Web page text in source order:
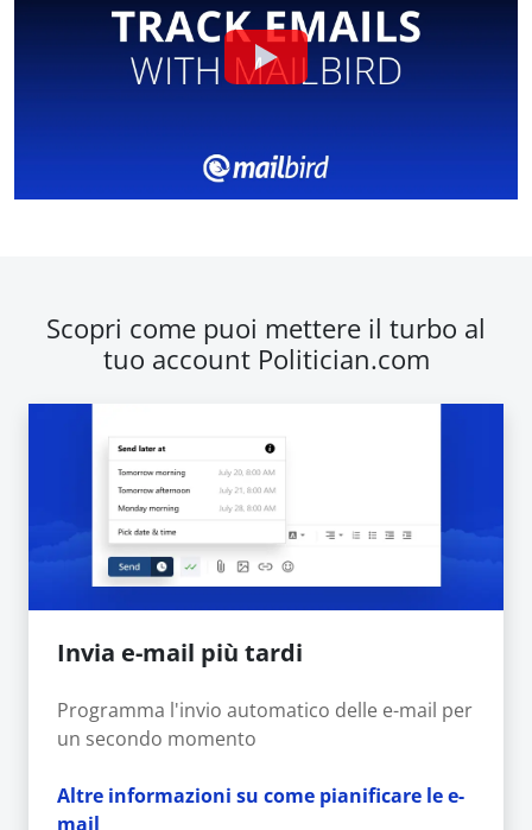
Scopri come puoi mettere il turbo al
tuo account Politician.com
Invia e-mail più tardi
Programma l'invio automatico delle e-mail per
un secondo momento
Altre informazioni su come pianificare le e-
mail